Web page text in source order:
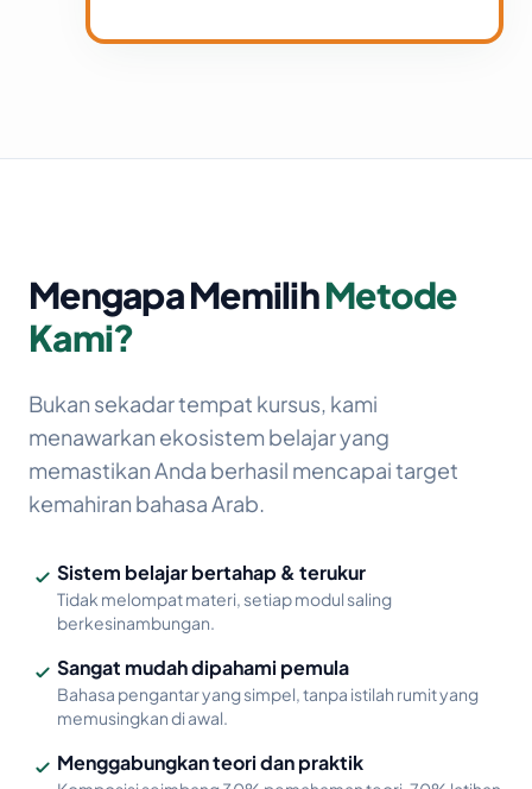
Mengapa MemilihMetode
Kami?
Bukan sekadar tempat kursus, kami
menawarkan ekosistem belajar yang
memastikan Anda berhasil mencapai target
kemahiran bahasa Arab.
Sistem belajar bertahap & terukur
Tidak melompat materi, setiap modul saling
berkesinambungan.
Sangat mudah dipahami pemula
Bahasa pengantar yang simpel, tanpa istilah rumit yang
memusingkan di awal.
Menggabungkan teori dan praktik